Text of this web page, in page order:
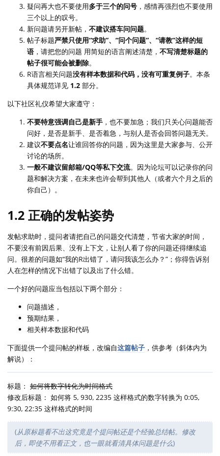
疑问再大也不要使用多于三个的问号 ，感情再强烈也不要使用
三个以上的叹号。
新问题请另开新帖， 不建议搭车问问题。
帖子标题严禁只使用“求助”、“问个问题”、“请教”这样的短
语，请把您的问题 用简短的语言阐述清楚， 不写清楚标题的
帖子很可能会被删除。
R语言相关问题没有样本数据和代码，没有可重复例子。本条
具体规范详见 1.2 部分。
以下社区礼仪希望大家遵守：
不要特意强调自己是新手 ，也不要加急；我们只关心问题能否
问好，是否是新手、是否着急，与别人是否会回答问题无关。
建议不要点名让谁回答你的问题，因为这里是大家参与、公开
讨论的场所。
一般不建议留邮箱/QQ等私下交流。因为论坛可以记录你的问
题和解决方案，在未来也许会帮到其他人（或者六个月之后的
你自己）。
1.2 正确的发帖姿势
发帖求助时，提问者请把自己的问题交代清楚，节省大家的时间，
不要没有前因后果、没有上下文，让别人看了你的问题还得继续追
问。很差的问题如“我的R出错了，请问我该怎么办？”；你得告诉别
人在怎样的情况下出错了以及出了什么错。
一个好的问题应当包括以下两个部分：
问题描述，
预期结果，
相关样本数据和代码
下面提供一个提问帖的样板，改编自这篇帖子 ，供参考（斜体内为
解说）：
标题： 如何将数字转化为时间格式
修改后标题： 如何将 5, 930, 2235 这样格式的数字转换为 0:05,
9:30, 22:35 这样格式的时间
(从原标题看不出这究竟是个提问帖还是个经验总结帖。修改
后，即使不用看正文，也一眼就看清具体问题是什么)